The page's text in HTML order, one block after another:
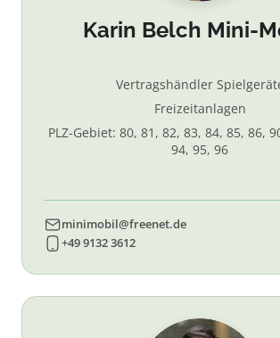
Karin Belch Mini-
Vertragshändler
Freizeitanlagen
PLZ-Gebiet: 80, 81, 82, 83, 84, 85, 86,
94, 95, 96
minimobil@freenet.de
+49 9132 3612